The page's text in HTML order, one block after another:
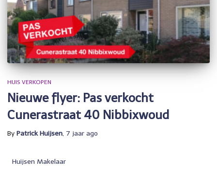
HUIS VERKOPEN
Nieuwe flyer: Pas verkocht
Cunerastraat 40 Nibbixwoud
By Patrick Huijsen, 7 jaar ago
Huijsen Makelaar